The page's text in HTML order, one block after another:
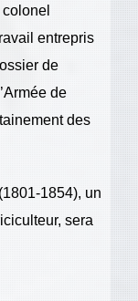
entrepris
de
de
des
1854), un
sera